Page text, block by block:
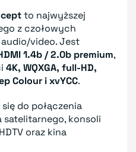
to najwyższej
z czołowych
video. Jest
1.4b / 2.0b premium,
4K, WQXGA, full-HD,
Colour i xvYCC.
do połączenia
satelitarnego, konsoli
oraz kina